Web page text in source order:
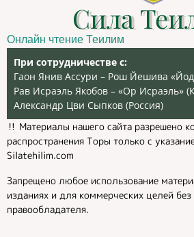
Сила
Онлайн чтение Теилим
При сотрудничестве с:
Гаон Янив Ассури – Рош Йешива
Рав Исраэль Якобов – «Ор Исраэль»
Александр Цви Сыпков (Россия)
‼️ Материалы нашего сайта разрешено
распространения Торы только с
Silatehilim.com
Запрещено любое использование
изданиях и для коммерческих целей без
правообладателя.